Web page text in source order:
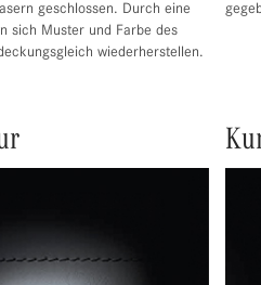
geschlossen. Durch eine
sich Muster und Farbe des
wiederherstellen.